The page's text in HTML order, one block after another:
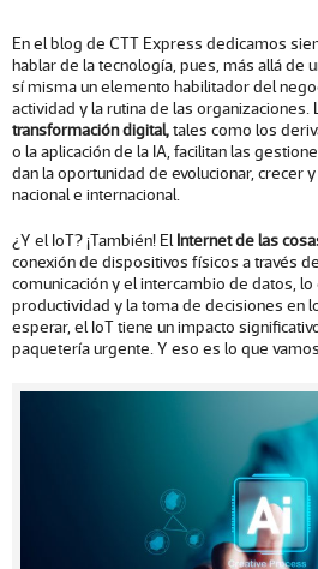
En el blog de CTT Express dedicamos
hablar de la tecnología, pues, más allá de
sí misma un elemento habilitador del
actividad y la rutina de las organizaciones.
transformación digital,tales como los
o la aplicación de la IA, facilitan las
dan la oportunidad de evolucionar, crecer
nacional e internacional.
¿Y el IoT? ¡También! El Internet de las
conexión de dispositivos físicos a través
comunicación y el intercambio de datos,
productividad y la toma de decisiones en
esperar, el IoT tiene un impacto
paquetería urgente. Y eso es lo que